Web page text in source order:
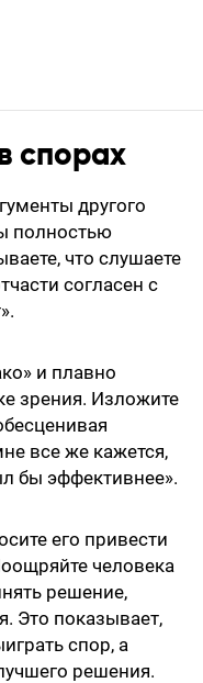
спорах
другого
полностью
что слушаете
согласен с
и плавно
зрения. Изложите
все же кажется,
бы эффективнее».
его привести
человека
решение,
Это показывает,
спор, а
решения.